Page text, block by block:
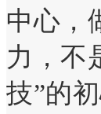
中心，
力，不
技”的